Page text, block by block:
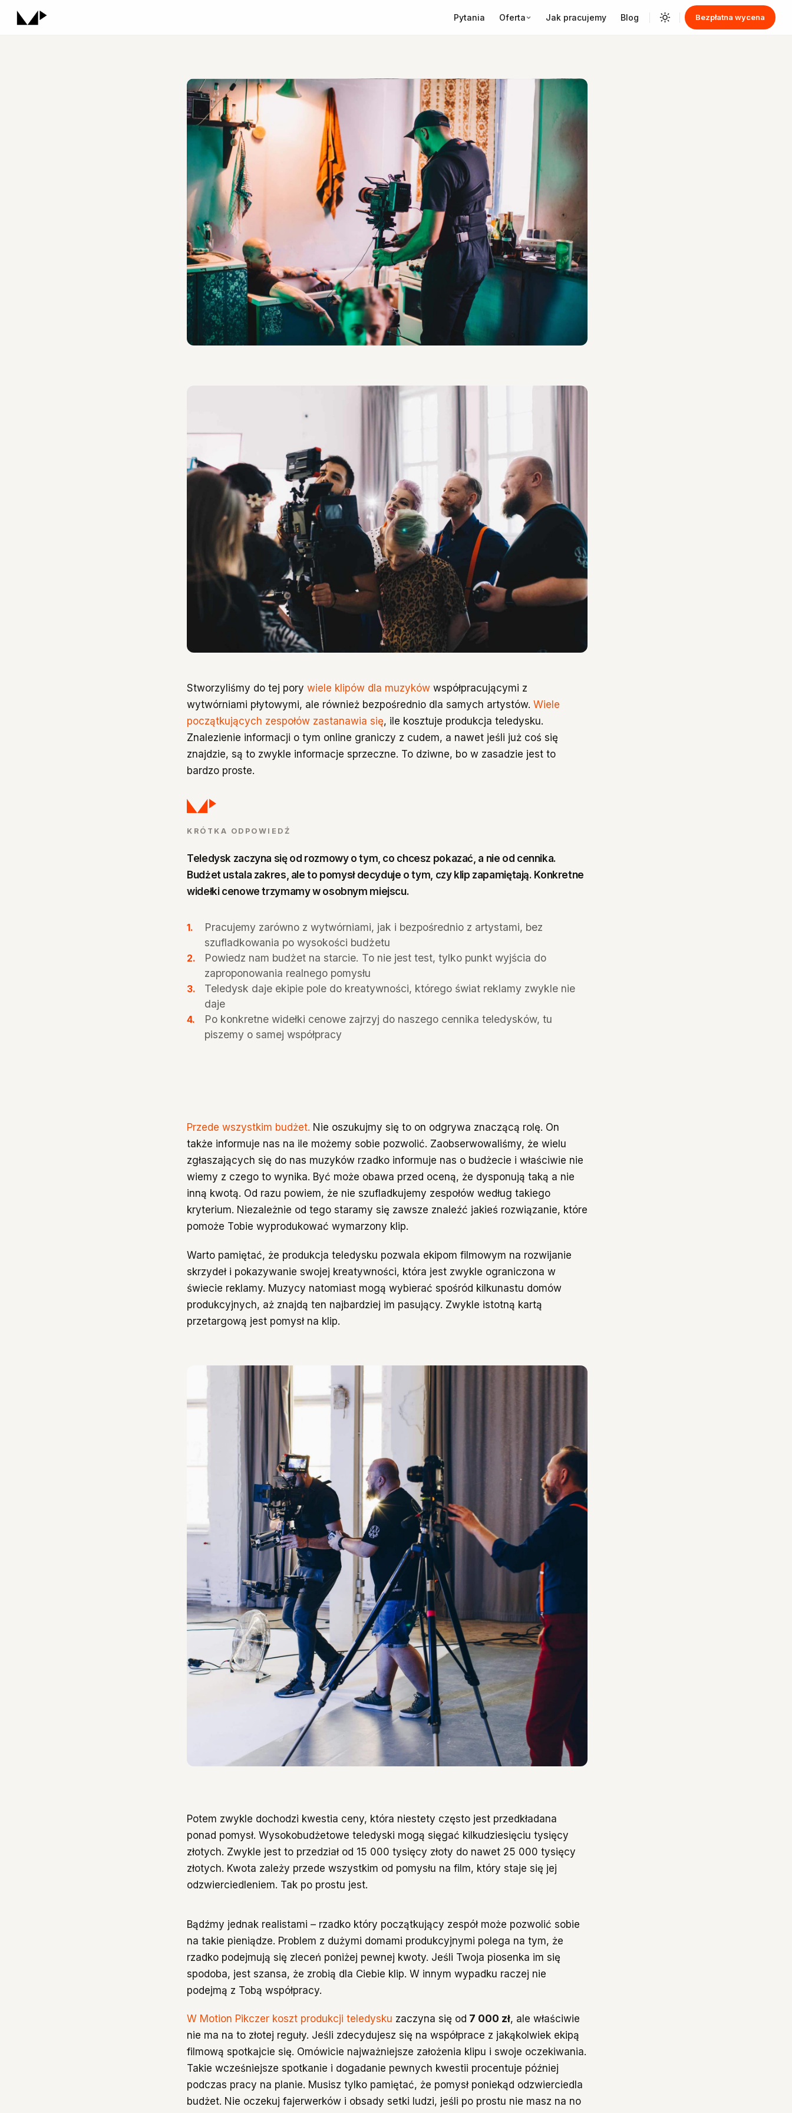
Stworzyliśmy do tej pory wiele klipów dla muzyków współpracującymi z
wytwórniami płytowymi, ale również bezpośrednio dla samych artystów. Wiele
początkujących zespołów zastanawia się, ile kosztuje produkcja teledysku.
Znalezienie informacji o tym online graniczy z cudem, a nawet jeśli już coś się
znajdzie, są to zwykle informacje sprzeczne. To dziwne, bo w zasadzie jest to
bardzo proste.
KRÓTKA ODPOWIEDŹ
Teledysk zaczyna się od rozmowy o tym, co chcesz pokazać, a nie od cennika.
Budżet ustala zakres, ale to pomysł decyduje o tym, czy klip zapamiętają. Konkretne
widełki cenowe trzymamy w osobnym miejscu.
Pracujemy zarówno z wytwórniami, jak i bezpośrednio z artystami, bez
szufladkowania po wysokości budżetu
Powiedz nam budżet na starcie. To nie jest test, tylko punkt wyjścia do
zaproponowania realnego pomysłu
Teledysk daje ekipie pole do kreatywności, którego świat reklamy zwykle nie
daje
Po konkretne widełki cenowe zajrzyj do naszego cennika teledysków, tu
piszemy o samej współpracy
Przede wszystkim budżet. Nie oszukujmy się to on odgrywa znaczącą rolę. On
także informuje nas na ile możemy sobie pozwolić. Zaobserwowaliśmy, że wielu
zgłaszających się do nas muzyków rzadko informuje nas o budżecie i właściwie nie
wiemy z czego to wynika. Być może obawa przed oceną, że dysponują taką a nie
inną kwotą. Od razu powiem, że nie szufladkujemy zespołów według takiego
kryterium. Niezależnie od tego staramy się zawsze znaleźć jakieś rozwiązanie, które
pomoże Tobie wyprodukować wymarzony klip.
Warto pamiętać, że produkcja teledysku pozwala ekipom filmowym na rozwijanie
skrzydeł i pokazywanie swojej kreatywności, która jest zwykle ograniczona w
świecie reklamy. Muzycy natomiast mogą wybierać spośród kilkunastu domów
produkcyjnych, aż znajdą ten najbardziej im pasujący. Zwykle istotną kartą
przetargową jest pomysł na klip.
Potem zwykle dochodzi kwestia ceny, która niestety często jest przedkładana
ponad pomysł. Wysokobudżetowe teledyski mogą sięgać kilkudziesięciu tysięcy
złotych. Zwykle jest to przedział od 15 000 tysięcy złoty do nawet 25 000 tysięcy
złotych. Kwota zależy przede wszystkim od pomysłu na film, który staje się jej
odzwierciedleniem. Tak po prostu jest.
Bądźmy jednak realistami – rzadko który początkujący zespół może pozwolić sobie
na takie pieniądze. Problem z dużymi domami produkcyjnymi polega na tym, że
rzadko podejmują się zleceń poniżej pewnej kwoty. Jeśli Twoja piosenka im się
spodoba, jest szansa, że zrobią dla Ciebie klip. W innym wypadku raczej nie
podejmą z Tobą współpracy.
W Motion Pikczer koszt produkcji teledysku zaczyna się od 7 000 zł, ale właściwie
nie ma na to złotej reguły. Jeśli zdecydujesz się na współprace z jakąkolwiek ekipą
filmową spotkajcie się. Omówicie najważniejsze założenia klipu i swoje oczekiwania.
Takie wcześniejsze spotkanie i dogadanie pewnych kwestii procentuje później
podczas pracy na planie. Musisz tylko pamiętać, że pomysł poniekąd odzwierciedla
budżet. Nie oczekuj fajerwerków i obsady setki ludzi, jeśli po prostu nie masz na no
Pytania Oferta Jak pracujemy Blog Bezpłatna wycena